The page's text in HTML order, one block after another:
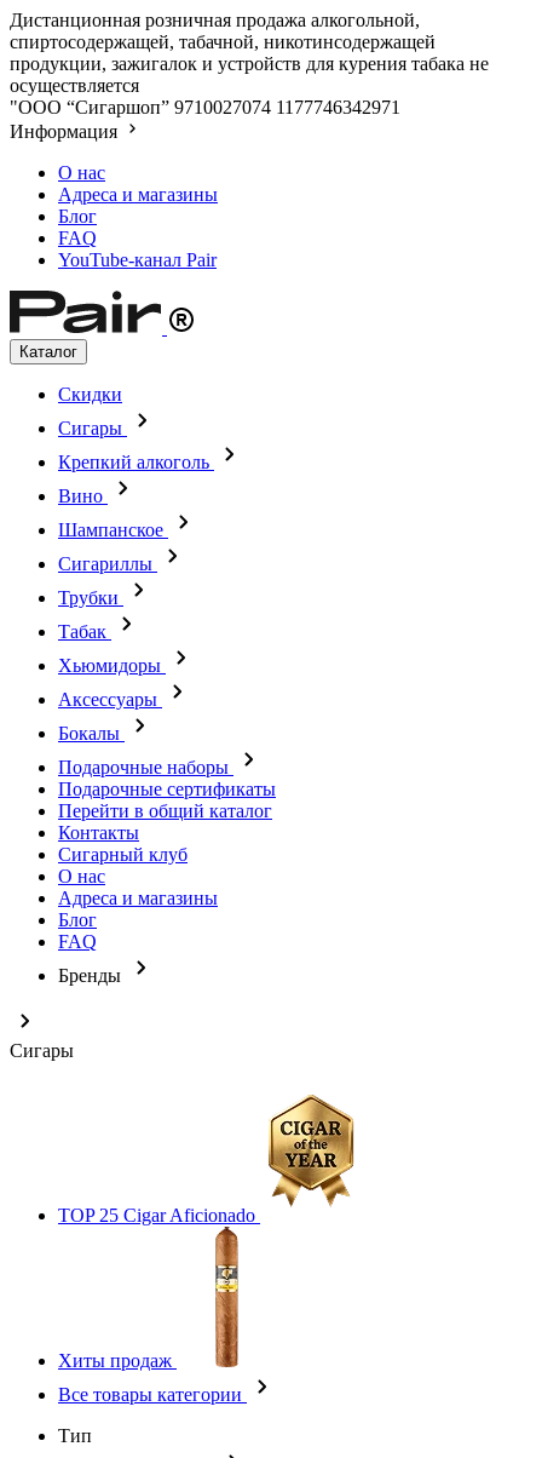
Дистанционная розничная продажа алкогольной,
спиртосодержащей, табачной, никотинсодержащей
продукции, зажигалок и устройств для курения табака не
осуществляется
"ООО “Сигаршоп” 9710027074 1177746342971
Информация
О нас
Адреса и магазины
Блог
FAQ
YouTube-канал Pair
Каталог
Скидки
Сигары
Крепкий алкоголь
Вино
Шампанское
Сигариллы
Трубки
Табак
Хьюмидоры
Аксессуары
Бокалы
Подарочные наборы
Подарочные сертификаты
Перейти в общий каталог
Контакты
Сигарный клуб
О нас
Адреса и магазины
Блог
FAQ
Бренды
Сигары
TOP 25 Cigar Aficionado
Хиты продаж
Все товары категории
Тип